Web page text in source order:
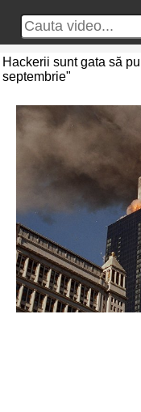
Hackerii sunt gata să
septembrie"